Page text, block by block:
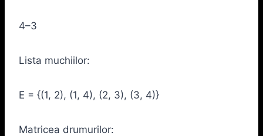
4–3
Lista muchiilor:
E = {(1, 2), (1, 4), (2, 3), (3, 4)}
Matricea drumurilor: